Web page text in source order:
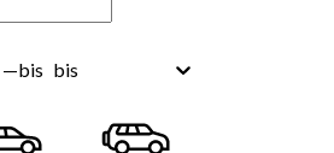
—bis bis